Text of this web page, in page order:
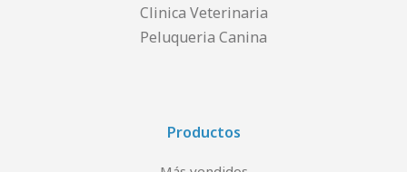
Clinica Veterinaria
Peluqueria Canina
Productos